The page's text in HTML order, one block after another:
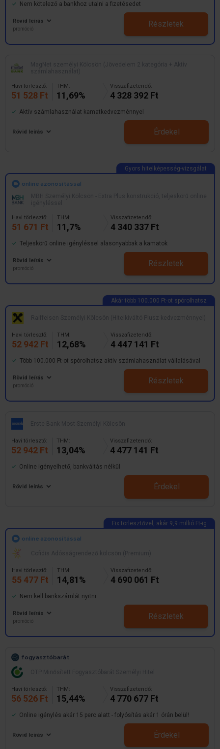
Nem kötelező a bankhoz utalni a fizetésedet
Rövid leírás
promóció Részletek
Havi törlesztő:
51 528 Ft
THM:
11,69%
Visszafizetendő:
4 328 392 Ft
Aktív számlahasználat kamatkedvezménnyel
Rövid leírás Érdekel
online azonosítással
Havi törlesztő:
51 671 Ft
THM:
11,7%
Visszafizetendő:
4 340 337 Ft
Teljeskörű online igényléssel alasonyabbak a kamatok
Rövid leírás
promóció Részletek
Havi törlesztő:
52 942 Ft
THM:
12,68%
Visszafizetendő:
4 447 141 Ft
Több 100.000 Ft-ot spórolhatsz aktív számlahasználat vállalásával
Rövid leírás
promóció Részletek
Havi törlesztő:
52 942 Ft
THM:
13,04%
Visszafizetendő:
4 477 141 Ft
Online igényelhető, bankváltás nélkül
Rövid leírás Érdekel
online azonosítással
Havi törlesztő:
55 477 Ft
THM:
14,81%
Visszafizetendő:
4 690 061 Ft
Nem kell bankszámlát nyitni
Rövid leírás
promóció Részletek
fogyasztóbarát
Havi törlesztő:
56 526 Ft
THM:
15,44%
Visszafizetendő:
4 770 677 Ft
Online igénylés akár 15 perc alatt - folyósítás akár 1 órán belül!
Rövid leírás Érdekel